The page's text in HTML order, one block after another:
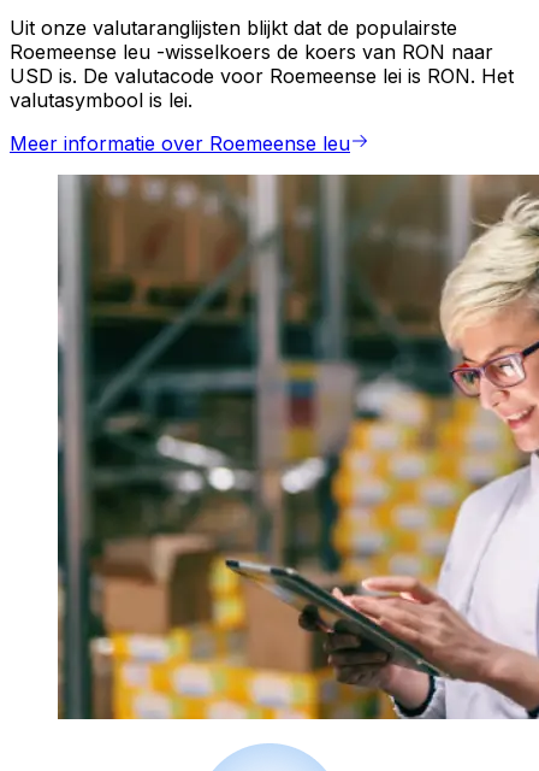
Uit onze valutaranglijsten blijkt dat de populairste
Roemeense leu -wisselkoers de koers van RON naar
USD is. De valutacode voor Roemeense lei is RON. Het
valutasymbool is lei.
Meer informatie over Roemeense leu